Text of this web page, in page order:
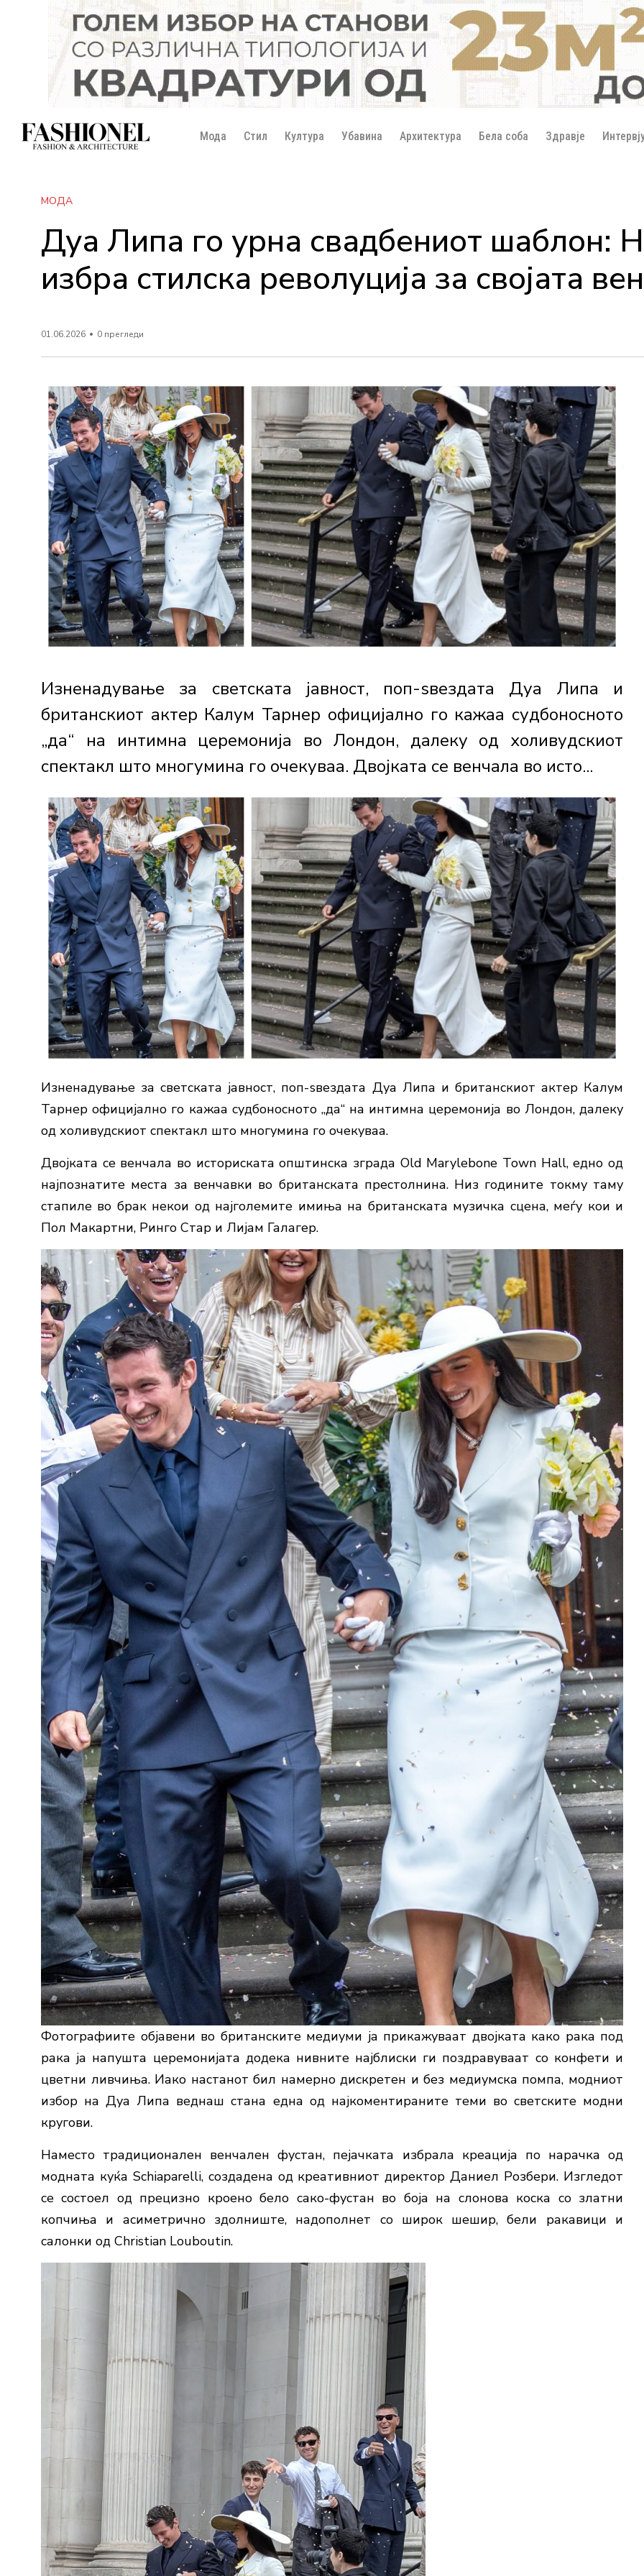
Мода Стил Култура Убавина Архитектура Бела соба Здравје
МОДА
Дуа Липа го урна свадбениот шаблон:
избра стилска револуција за својата
01.06.2026 0 прегледи
Изненадување за светската јавност, поп-ѕвездата Дуа Липа и
британскиот актер Калум Тарнер официјално го кажаа судбоносното
„да“ на интимна церемонија во Лондон, далеку од холивудскиот
спектакл што многумина го очекуваа. Двојката се венчала во исто...
Изненадување за светската јавност, поп-ѕвездата Дуа Липа и британскиот актер Калум
Тарнер официјално го кажаа судбоносното „да“ на интимна церемонија во Лондон, далеку
од холивудскиот спектакл што многумина го очекуваа.
Двојката се венчала во историската општинска зграда Old Marylebone Town Hall, едно од
најпознатите места за венчавки во британската престолнина. Низ годините токму таму
стапиле во брак некои од најголемите имиња на британската музичка сцена, меѓу кои и
Пол Макартни, Ринго Стар и Лијам Галагер.
Фотографиите објавени во британските медиуми ја прикажуваат двојката како рака под
рака ја напушта церемонијата додека нивните најблиски ги поздравуваат со конфети и
цветни ливчиња. Иако настанот бил намерно дискретен и без медиумска помпа, модниот
избор на Дуа Липа веднаш стана една од најкоментираните теми во светските модни
кругови.
Наместо традиционален венчален фустан, пејачката избрала креација по нарачка од
модната куќа Schiaparelli, создадена од креативниот директор Даниел Розбери. Изгледот
се состоел од прецизно кроено бело сако-фустан во боја на слонова коска со златни
копчиња и асиметрично здолниште, надополнет со широк шешир, бели ракавици и
салонки од Christian Louboutin.